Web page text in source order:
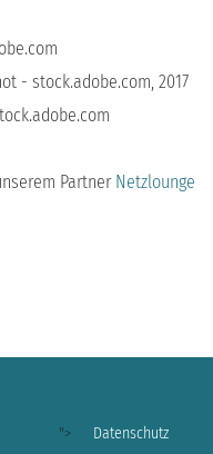
- stock.adobe.com, 2017
Partner Netzlounge
">
Datenschutz